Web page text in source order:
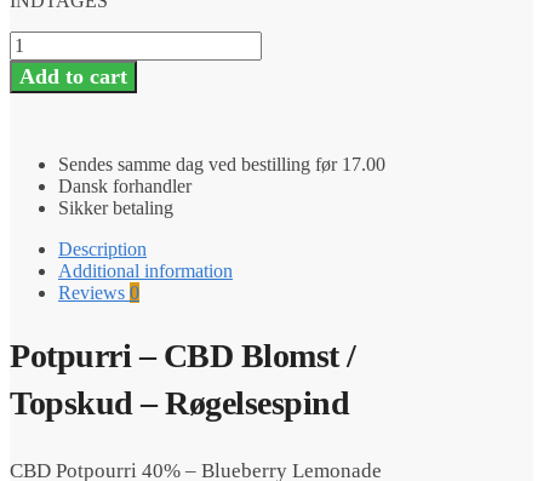
CBD
Potpourri
40%
Røgelsespind
quantity
Add to cart
Sendes samme dag ved bestilling før 17.00
Dansk forhandler
Sikker betaling
Description
Additional information
Reviews 0
Potpurri – CBD Blomst /
Topskud – Røgelsespind
CBD Potpourri 40% – Blueberry Lemonade